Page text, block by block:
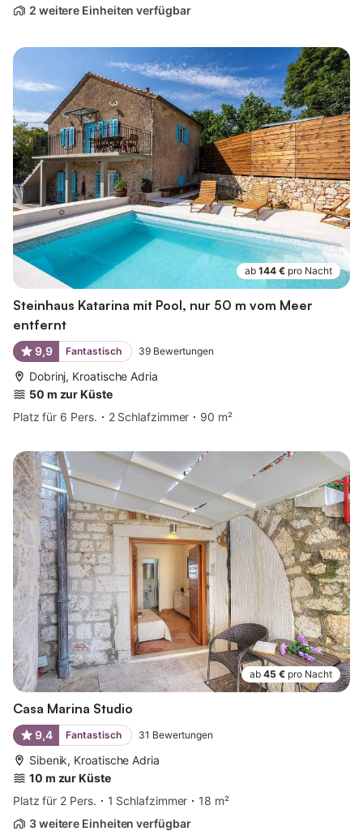
2 weitere Einheiten verfügbar
ab 144 € pro Nacht
Steinhaus Katarina mit Pool, nur 50 m vom Meer
entfernt
9,9 Fantastisch 39 Bewertungen
Dobrinj, Kroatische Adria
50 m zur Küste
Platz für 6 Pers.
2 Schlafzimmer 90 m²
ab 45 € pro Nacht
Casa Marina Studio
9,4 Fantastisch 31 Bewertungen
Sibenik, Kroatische Adria
10 m zur Küste
Platz für 2 Pers.
1 Schlafzimmer
18 m²
3 weitere Einheiten verfügbar